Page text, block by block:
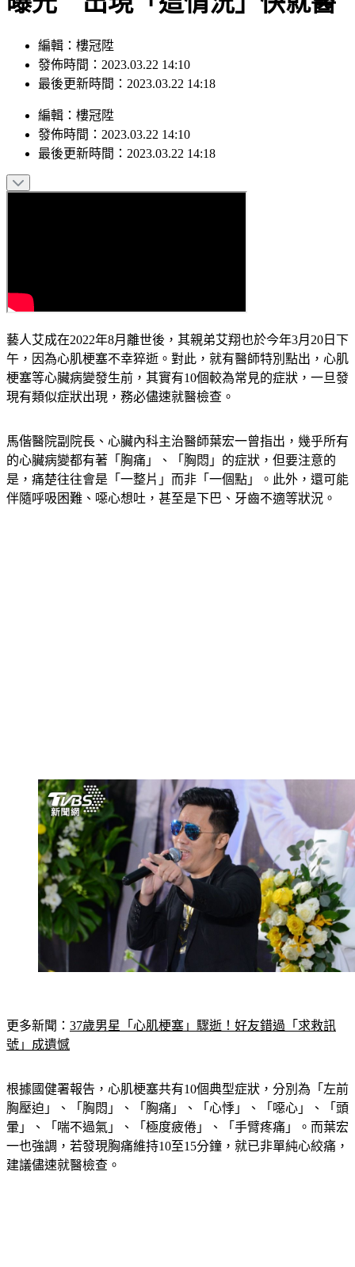
曝光 出現「這情況」快就醫
編輯：樓冠陞
發佈時間：2023.03.22 14:10
編輯：樓冠陞
發佈時間：2023.03.22 14:10
藝人艾成在2022年8月離世後，其親弟艾翔也於今年3月20日下
午，因為心肌梗塞不幸猝逝。對此，就有醫師特別點出，心肌
梗塞等心臟病變發生前，其實有10個較為常見的症狀，一旦發
馬偕醫院副院長、心臟內科主治醫師葉宏一曾指出，幾乎所有
的心臟病變都有著「胸痛」、「胸悶」的症狀，但要注意的
是，痛楚往往會是「一整片」而非「一個點」。此外，還可能
更多新聞：
根據國健署報告，心肌梗塞共有10個典型症狀，分別為「左前
胸壓迫」、「胸悶」、「胸痛」、「心悸」、「噁心」、「頭
暈」、「喘不過氣」、「極度疲倦」、「手臂疼痛」。而葉宏
一也強調，若發現胸痛維持10至15分鐘，就已非單純心絞痛，